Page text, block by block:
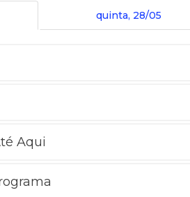
quinta, 28/05
Aqui